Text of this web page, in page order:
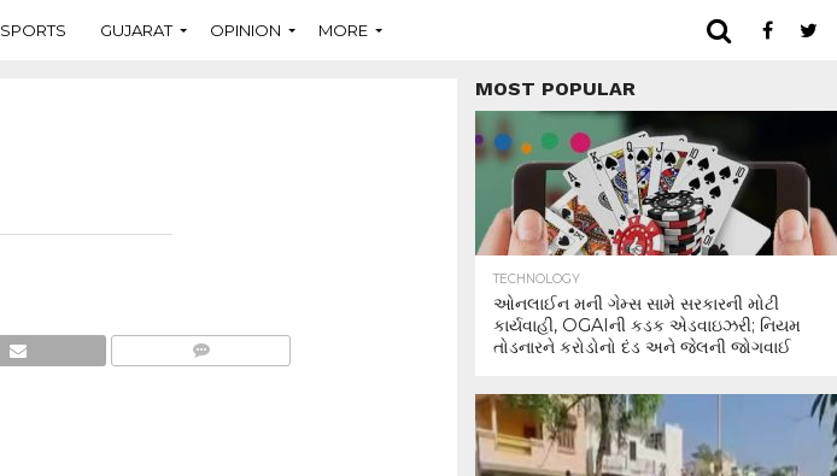
SPORTS GUJARAT OPINION MORE
MOST POPULAR
TECHNOLOGY
ઓનલાઈન મની ગેમ્સ સામે સરકારની મોટી
કાર્યવાહી, OGAIની કડક એડવાઇઝરી; નિયમ
તોડનારને કરોડોનો દંડ અને જેલની જોગવાઈ